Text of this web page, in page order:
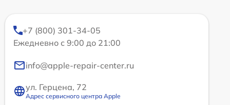
+7 (800) 301-34-05
Ежедневно с 9:00 до 21:00
info@apple-repair-center.ru
ул. Герцена, 72
Адрес сервисного центра Apple